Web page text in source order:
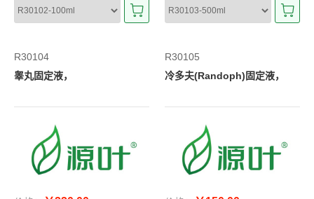
R30104
睾丸固定液，
R30105
冷多夫(Randoph)固定液，